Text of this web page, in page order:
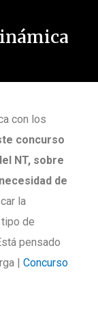
con los
concurso
NT, sobre
de
la
de
pensado
| Concurso